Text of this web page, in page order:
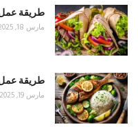
طريقة عمل
مارس 18, 2025
طريقة
مارس 19, 2025